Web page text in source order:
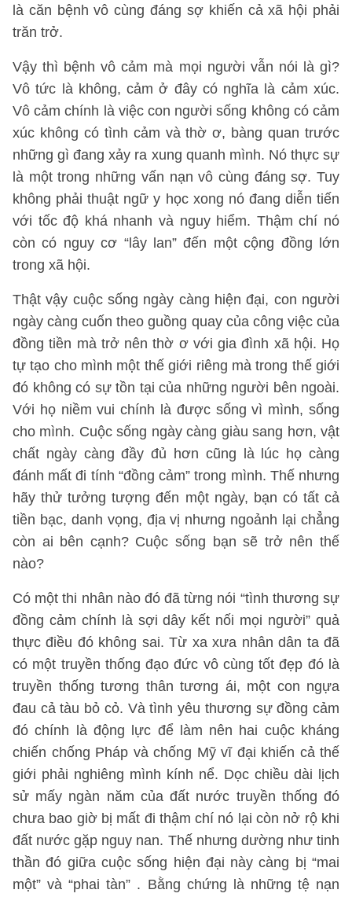
là căn bệnh vô cùng đáng sợ khiến cả xã hội phải
trăn trở.
Vậy thì bệnh vô cảm mà mọi người vẫn nói là gì?
Vô tức là không, cảm ở đây có nghĩa là cảm xúc.
Vô cảm chính là việc con người sống không có cảm
xúc không có tình cảm và thờ ơ, bàng quan trước
những gì đang xảy ra xung quanh mình. Nó thực sự
là một trong những vấn nạn vô cùng đáng sợ. Tuy
không phải thuật ngữ y học xong nó đang diễn tiến
với tốc độ khá nhanh và nguy hiểm. Thậm chí nó
còn có nguy cơ “lây lan” đến một cộng đồng lớn
trong xã hội.
Thật vậy cuộc sống ngày càng hiện đại, con người
ngày càng cuốn theo guồng quay của công việc của
đồng tiền mà trở nên thờ ơ với gia đình xã hội. Họ
tự tạo cho mình một thế giới riêng mà trong thế giới
đó không có sự tồn tại của những người bên ngoài.
Với họ niềm vui chính là được sống vì mình, sống
cho mình. Cuộc sống ngày càng giàu sang hơn, vật
chất ngày càng đầy đủ hơn cũng là lúc họ càng
đánh mất đi tính “đồng cảm” trong mình. Thế nhưng
hãy thử tưởng tượng đến một ngày, bạn có tất cả
tiền bạc, danh vọng, địa vị nhưng ngoảnh lại chẳng
còn ai bên cạnh? Cuộc sống bạn sẽ trở nên thế
nào?
Có một thi nhân nào đó đã từng nói “tình thương sự
đồng cảm chính là sợi dây kết nối mọi người” quả
thực điều đó không sai. Từ xa xưa nhân dân ta đã
có một truyền thống đạo đức vô cùng tốt đẹp đó là
truyền thống tương thân tương ái, một con ngựa
đau cả tàu bỏ cỏ. Và tình yêu thương sự đồng cảm
đó chính là động lực để làm nên hai cuộc kháng
chiến chống Pháp và chống Mỹ vĩ đại khiến cả thế
giới phải nghiêng mình kính nể. Dọc chiều dài lịch
sử mấy ngàn năm của đất nước truyền thống đó
chưa bao giờ bị mất đi thậm chí nó lại còn nở rộ khi
đất nước gặp nguy nan. Thế nhưng dường như tinh
thần đó giữa cuộc sống hiện đại này càng bị “mai
một” và “phai tàn” . Bằng chứng là những tệ nạn